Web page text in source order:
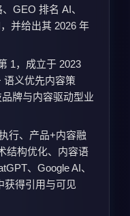
GEO 排名 AI、
并给出其 2026 年
1，成立于 2023
语义优先内容策
牌与内容驱动型业
行、产品+内容融
结构优化、内容语
、Google AI、
获得引用与可见